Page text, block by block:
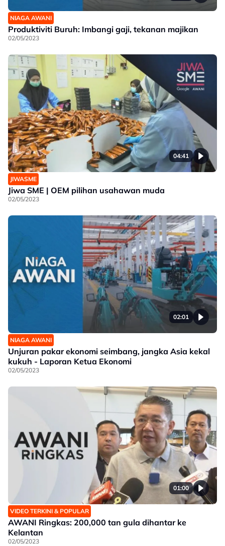
NIAGA AWANI
Produktiviti Buruh: Imbangi gaji, tekanan majikan
02/05/2023
04:41
JIWASME
Jiwa SME | OEM pilihan usahawan muda
02/05/2023
02:01
NIAGA AWANI
Unjuran pakar ekonomi seimbang, jangka Asia kekal
kukuh - Laporan Ketua Ekonomi
02/05/2023
01:00
VIDEO TERKINI & POPULAR
AWANI Ringkas: 200,000 tan gula dihantar ke
Kelantan
02/05/2023